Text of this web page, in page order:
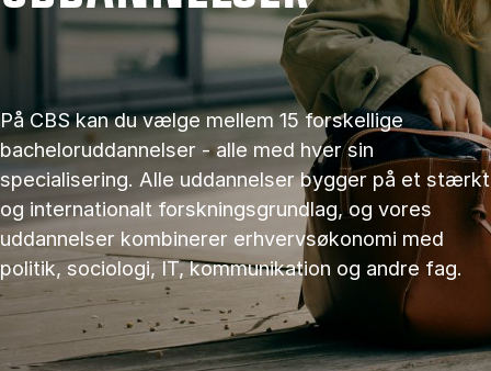
På CBS kan du vælge mellem 15 forskellige
bacheloruddannelser - alle med hver sin
specialisering. Alle uddannelser bygger på et stærkt
og internationalt forskningsgrundlag, og vores
uddannelser kombinerer erhvervsøkonomi med
politik, sociologi, IT, kommunikation og andre fag.